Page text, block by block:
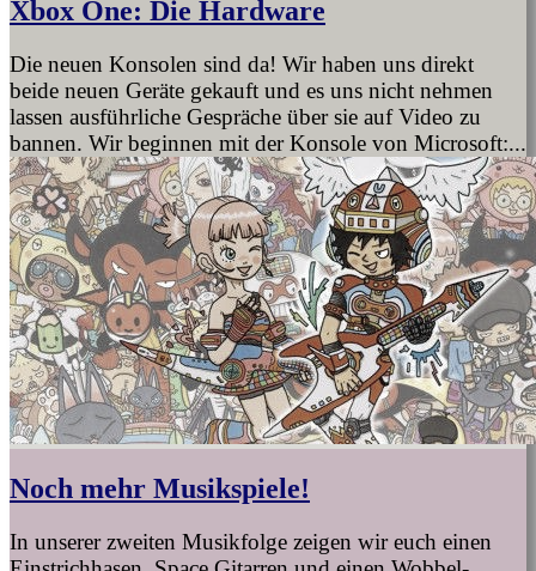
Xbox One: Die Hardware
Die neuen Konsolen sind da! Wir haben uns direkt
beide neuen Geräte gekauft und es uns nicht nehmen
lassen ausführliche Gespräche über sie auf Video zu
bannen. Wir beginnen mit der Konsole von Microsoft:...
Noch mehr Musikspiele!
In unserer zweiten Musikfolge zeigen wir euch einen